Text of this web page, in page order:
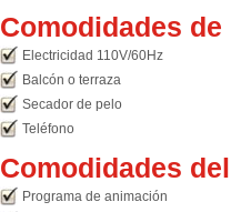
Comodidades
Electricidad 110V/60Hz
Balcón o terraza
Secador de pelo
Teléfono
Comodidades
Programa de animación